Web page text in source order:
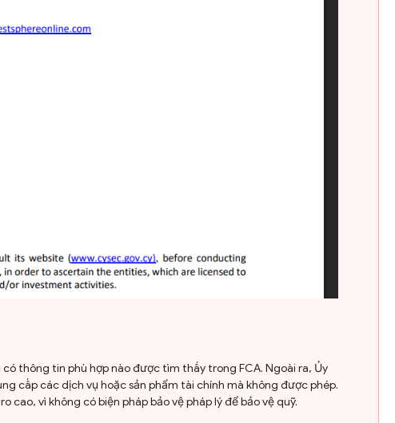
thông tin phù hợp nào được tìm thấy trong FCA. Ngoài ra, Ủy
cấp các dịch vụ hoặc sản phẩm tài chính mà không được phép.
cao, vì không có biện pháp bảo vệ pháp lý để bảo vệ quỹ.